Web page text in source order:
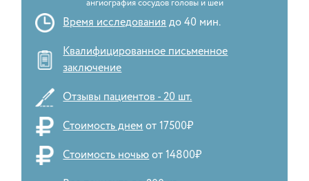
ангиография сосудов головы и шеи
Время исследования до 40 мин.
Квалифицированное письменное
заключение
Отзывы пациентов - 20 шт.
Стоимость днем от 17500₽
Стоимость ночью от 14800₽